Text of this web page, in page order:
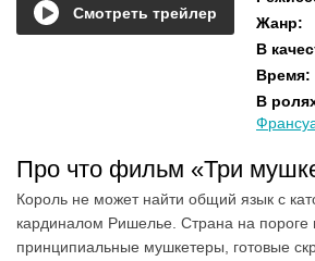
Смотреть трейлер
Жанр:
В
Время:
В
Про что фильм «Три
Король не может найти общий язык с
кардиналом Ришелье. Страна на пороге
принципиальные мушкетеры, готовые